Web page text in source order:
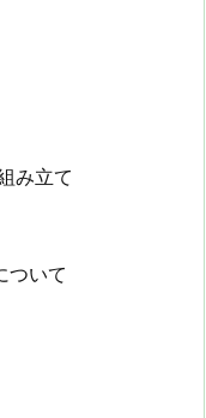
み立て
ついて